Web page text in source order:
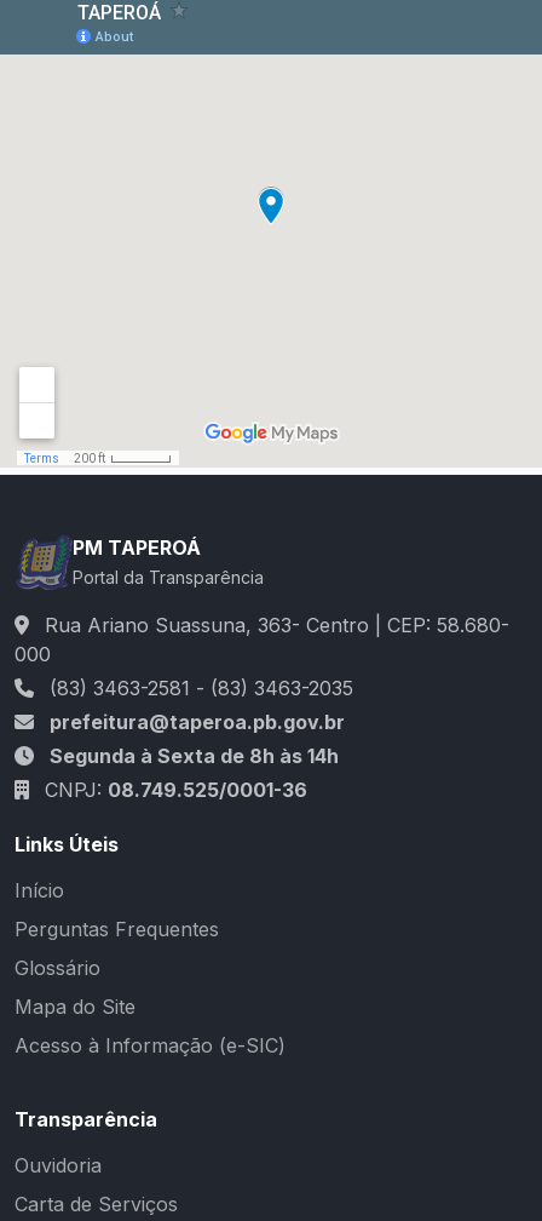
PM TAPEROÁ
Portal da Transparência
Rua Ariano Suassuna, 363- Centro | CEP: 58.680-
000
(83) 3463-2581 - (83) 3463-2035
prefeitura@taperoa.pb.gov.br
Segunda à Sexta de 8h às 14h
CNPJ: 08.749.525/0001-36
Links Úteis
Início
Perguntas Frequentes
Glossário
Mapa do Site
Acesso à Informação (e-SIC)
Transparência
Ouvidoria
Carta de Serviços